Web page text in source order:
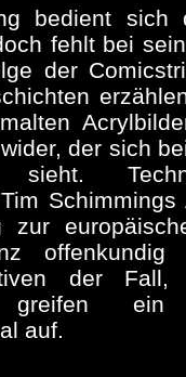
bedient sich
fehlt bei
der
der sich
sieht.
zur
der Fall,
ein
auf.